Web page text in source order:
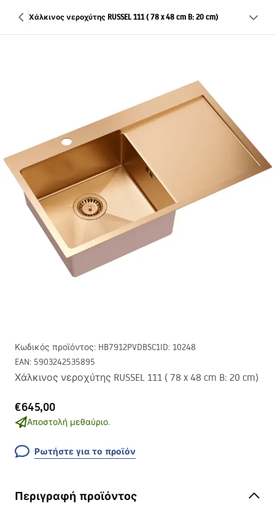
Χάλκινος νεροχύτης RUSSEL 111 ( 78 x 48 cm B: 20 cm)
Κωδικός προϊόντος: HB7912PVDBSC1ID: 10248
EAN: 5903242535895
Χάλκινος νεροχύτης RUSSEL 111 ( 78 x 48 cm B: 20 cm)
€645,00
Αποστολή μεθαύριο.
Ρωτήστε για το προϊόν
Περιγραφή προϊόντος